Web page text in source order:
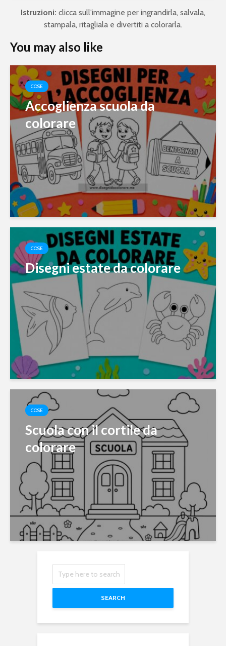
Istruzioni: clicca sull'immagine per ingrandirla, salvala,
stampala, ritagliala e divertiti a colorarla.
You may also like
COSE
Accoglienza scuola da
colorare
COSE
Disegni estate da colorare
COSE
Scuola con il cortile da
colorare
SEARCH